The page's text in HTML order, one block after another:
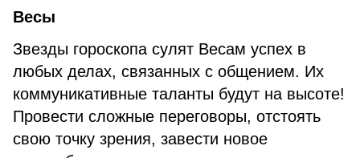
Весы
Звезды гороскопа сулят Весам успех в
любых делах, связанных с общением. Их
коммуникативные таланты будут на высоте!
Провести сложные переговоры, отстоять
свою точку зрения, завести новое